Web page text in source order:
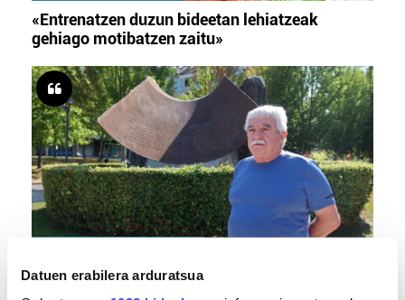
Datuen erabilera arduratsua
«Entrenatzen duzun bideetan lehiatzeak
gehiago motibatzen zaitu»
«Gai tabua izan da etxe gehienetan, jendeak